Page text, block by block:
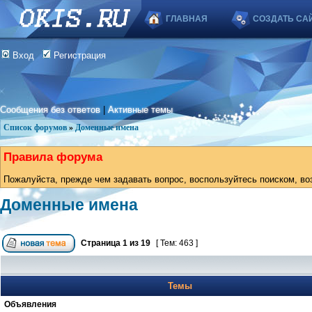
ГЛАВНАЯ СОЗДАТЬ
Вход Регистрация
Сообщения без ответов |Активные темы
Список форумов » Доменные имена
Правила форума
Пожалуйста, прежде чем задавать вопрос, воспользуйтесь поиском,
Доменные имена
Страница 1 из 19 [ Тем: 463 ]
Темы
Объявления